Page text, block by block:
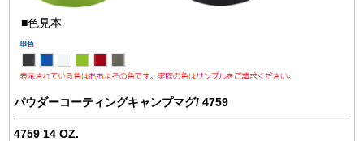
■色見本
パウダーコーティングキャンプマグ/ 4759
4759 14 OZ.